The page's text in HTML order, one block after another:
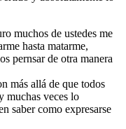
muchos de ustedes me
hasta matarme,
pernsar de otra manera
más allá de que todos
muchas veces lo
saber como expresarse